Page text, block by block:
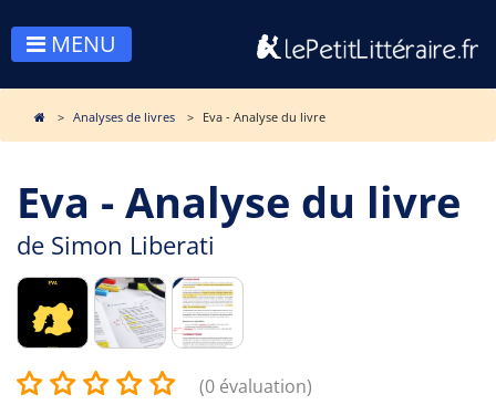
MENU
Analyses de livres Eva - Analyse du livre
Eva - Analyse du livre
de Simon Liberati
(0 évaluation)